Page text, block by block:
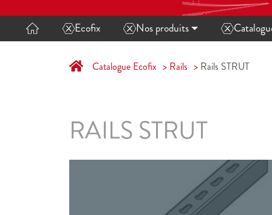
Ecofix Nos produits
Catalogue Ecofix Rails Rails STRUT
RAILS STRUT